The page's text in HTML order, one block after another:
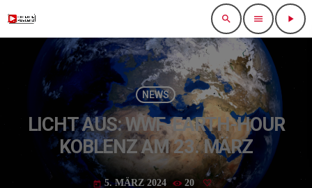
search menu play_arrow
NEWS
LICHT AUS: WWF-EARTH-HOUR
KOBLENZ AM 23. MÄRZ
today 5. MÄRZ 2024 20